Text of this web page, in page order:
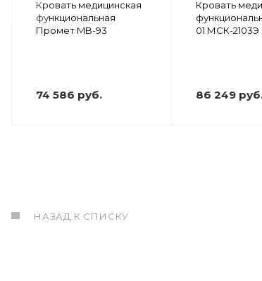
Кровать медицинская
функциональная
Промет MB-93
74 586 руб.
Кровать
01 МСК-2103Э
86 249
НАЗАД К СПИСКУ